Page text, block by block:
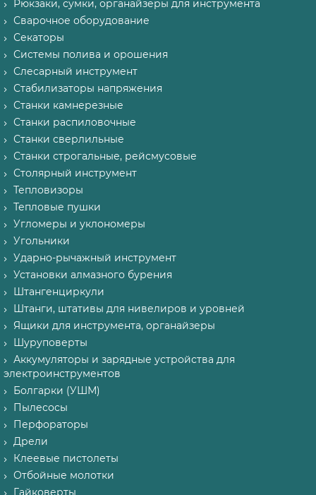
Рюкзаки, сумки, органайзеры для инструмента
Сварочное оборудование
Секаторы
Системы полива и орошения
Слесарный инструмент
Стабилизаторы напряжения
Станки камнерезные
Станки распиловочные
Станки сверлильные
Станки строгальные, рейсмусовые
Столярный инструмент
Тепловизоры
Тепловые пушки
Угломеры и уклономеры
Угольники
Ударно-рычажный инструмент
Установки алмазного бурения
Штангенциркули
Штанги, штативы для нивелиров и уровней
Ящики для инструмента, органайзеры
Шуруповерты
Аккумуляторы и зарядные устройства для
электроинструментов
Болгарки (УШМ)
Пылесосы
Перфораторы
Дрели
Клеевые пистолеты
Отбойные молотки
Гайковерты